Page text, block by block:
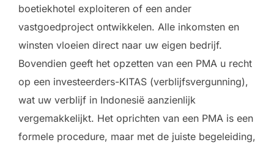
boetiekhotel exploiteren of een ander
vastgoedproject ontwikkelen. Alle inkomsten en
winsten vloeien direct naar uw eigen bedrijf.
Bovendien geeft het opzetten van een PMA u recht
op een investeerders-KITAS (verblijfsvergunning),
wat uw verblijf in Indonesië aanzienlijk
vergemakkelijkt. Het oprichten van een PMA is een
formele procedure, maar met de juiste begeleiding,